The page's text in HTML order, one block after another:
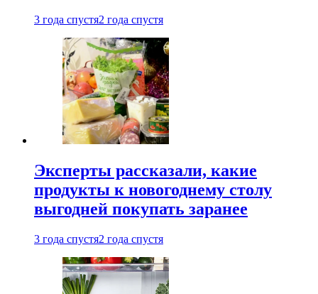
3 года спустя2 года спустя
Эксперты рассказали, какие
продукты к новогоднему столу
выгодней покупать заранее
3 года спустя2 года спустя